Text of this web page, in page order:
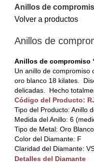
Anillos de
Volver a productos
Anillos de
Anillos de compromiso
Un anillo de compromiso
oro blanco 18 kilates.
delicadas. Hecho
Código del Producto:
Tipo del Producto: Anillo
Medida del Anillo: 6
Tipo de Metal: Oro
Color del Diamante: F
Claridad del Diamante:
Detalles del Diamante